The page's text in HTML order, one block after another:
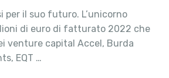
per il suo futuro. L’unicorno
di euro di fatturato 2022 che
venture capital Accel, Burda
EQT …